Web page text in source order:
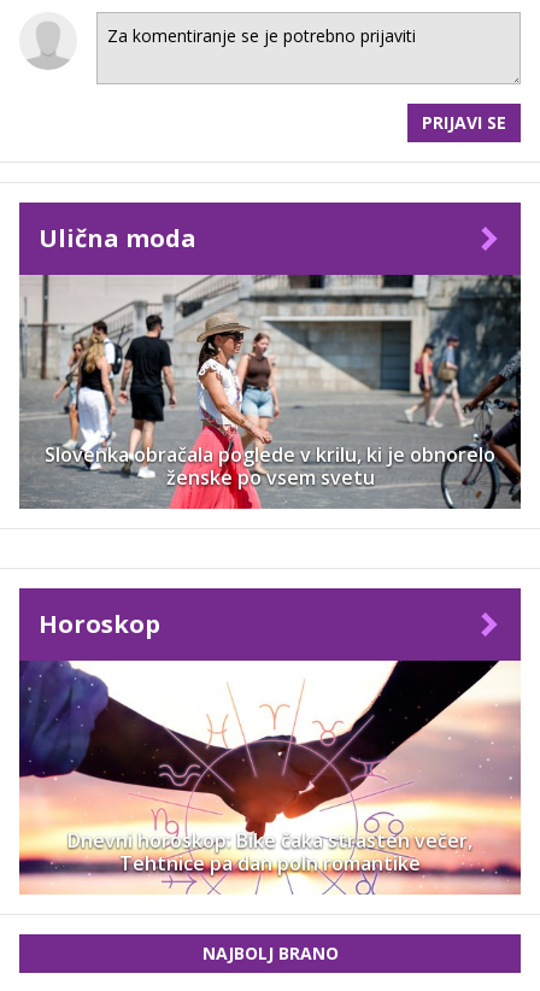
PRIJAVI SE
Ulična moda
Slovenka obračala poglede v krilu, ki je obnorelo
ženske po vsem svetu
Horoskop
Dnevni horoskop: Bike čaka strasten večer,
Tehtnice pa dan poln romantike
NAJBOLJ BRANO